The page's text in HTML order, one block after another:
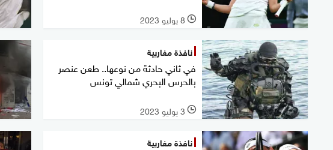
l 8 يوليو 2023
نافذة مغاربية
في ثاني حادثة من نوعها.. طعن عنصر
بالحرس البحري شمالي تونس
l 3 يوليو 2023
نافذة مغاربية